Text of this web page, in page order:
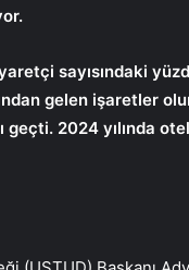
sayısındaki
gelen işaretler
2024 yılında otel